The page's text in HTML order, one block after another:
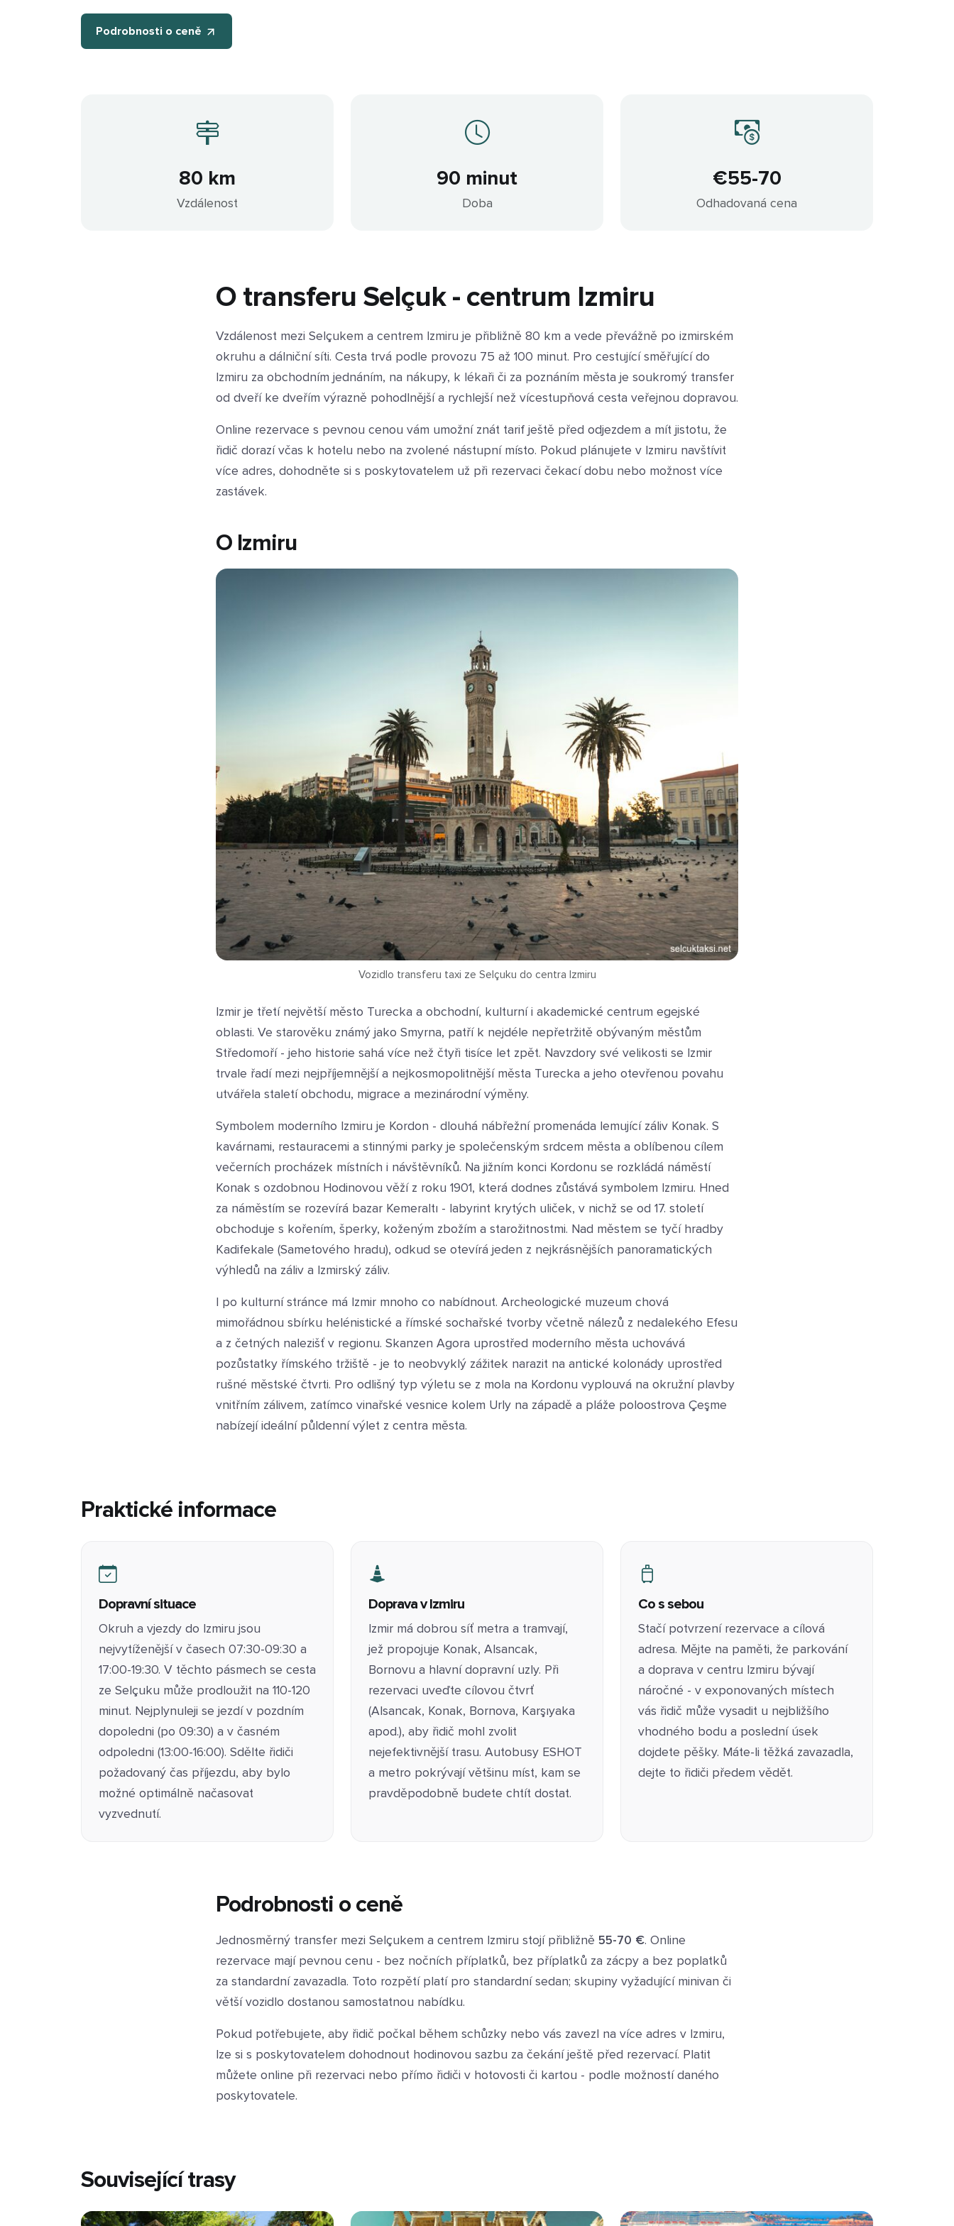
Podrobnosti o ceně
80 km
Vzdálenost
90 minut
Doba
€55-70
Odhadovaná cena
O transferu Selçuk - centrum Izmiru
Vzdálenost mezi Selçukem a centrem Izmiru je přibližně 80 km a vede převážně po izmirském
okruhu a dálniční síti. Cesta trvá podle provozu 75 až 100 minut. Pro cestující směřující do
Izmiru za obchodním jednáním, na nákupy, k lékaři či za poznáním města je soukromý transfer
od dveří ke dveřím výrazně pohodlnější a rychlejší než vícestupňová cesta veřejnou dopravou.
Online rezervace s pevnou cenou vám umožní znát tarif ještě před odjezdem a mít jistotu, že
řidič dorazí včas k hotelu nebo na zvolené nástupní místo. Pokud plánujete v Izmiru navštívit
více adres, dohodněte si s poskytovatelem už při rezervaci čekací dobu nebo možnost více
zastávek.
O Izmiru
Vozidlo transferu taxi ze Selçuku do centra Izmiru
Izmir je třetí největší město Turecka a obchodní, kulturní i akademické centrum egejské
oblasti. Ve starověku známý jako Smyrna, patří k nejdéle nepřetržitě obývaným městům
Středomoří - jeho historie sahá více než čtyři tisíce let zpět. Navzdory své velikosti se Izmir
trvale řadí mezi nejpříjemnější a nejkosmopolitnější města Turecka a jeho otevřenou povahu
utvářela staletí obchodu, migrace a mezinárodní výměny.
Symbolem moderního Izmiru je Kordon - dlouhá nábřežní promenáda lemující záliv Konak. S
kavárnami, restauracemi a stinnými parky je společenským srdcem města a oblíbenou cílem
večerních procházek místních i návštěvníků. Na jižním konci Kordonu se rozkládá náměstí
Konak s ozdobnou Hodinovou věží z roku 1901, která dodnes zůstává symbolem Izmiru. Hned
za náměstím se rozevírá bazar Kemeraltı - labyrint krytých uliček, v nichž se od 17. století
obchoduje s kořením, šperky, koženým zbožím a starožitnostmi. Nad městem se tyčí hradby
Kadifekale (Sametového hradu), odkud se otevírá jeden z nejkrásnějších panoramatických
výhledů na záliv a Izmirský záliv.
I po kulturní stránce má Izmir mnoho co nabídnout. Archeologické muzeum chová
mimořádnou sbírku helénistické a římské sochařské tvorby včetně nálezů z nedalekého Efesu
a z četných nalezišť v regionu. Skanzen Agora uprostřed moderního města uchovává
pozůstatky římského tržiště - je to neobvyklý zážitek narazit na antické kolonády uprostřed
rušné městské čtvrti. Pro odlišný typ výletu se z mola na Kordonu vyplouvá na okružní plavby
vnitřním zálivem, zatímco vinařské vesnice kolem Urly na západě a pláže poloostrova Çeşme
nabízejí ideální půldenní výlet z centra města.
Praktické informace
Dopravní situace
Okruh a vjezdy do Izmiru jsou
nejvytíženější v časech 07:30-09:30 a
17:00-19:30. V těchto pásmech se cesta
ze Selçuku může prodloužit na 110-120
minut. Nejplynuleji se jezdí v pozdním
dopoledni (po 09:30) a v časném
odpoledni (13:00-16:00). Sdělte řidiči
požadovaný čas příjezdu, aby bylo
možné optimálně načasovat
vyzvednutí.
Doprava v Izmiru
Izmir má dobrou síť metra a tramvají,
jež propojuje Konak, Alsancak,
Bornovu a hlavní dopravní uzly. Při
rezervaci uveďte cílovou čtvrť
(Alsancak, Konak, Bornova, Karşıyaka
apod.), aby řidič mohl zvolit
nejefektivnější trasu. Autobusy ESHOT
a metro pokrývají většinu míst, kam se
pravděpodobně budete chtít dostat.
Co s sebou
Stačí potvrzení rezervace a cílová
adresa. Mějte na paměti, že parkování
a doprava v centru Izmiru bývají
náročné - v exponovaných místech
vás řidič může vysadit u nejbližšího
vhodného bodu a poslední úsek
dojdete pěšky. Máte-li těžká zavazadla,
dejte to řidiči předem vědět.
Podrobnosti o ceně
Jednosměrný transfer mezi Selçukem a centrem Izmiru stojí přibližně 55-70 €. Online
rezervace mají pevnou cenu - bez nočních příplatků, bez příplatků za zácpy a bez poplatků
za standardní zavazadla. Toto rozpětí platí pro standardní sedan; skupiny vyžadující minivan či
větší vozidlo dostanou samostatnou nabídku.
Pokud potřebujete, aby řidič počkal během schůzky nebo vás zavezl na více adres v Izmiru,
lze si s poskytovatelem dohodnout hodinovou sazbu za čekání ještě před rezervací. Platit
můžete online při rezervaci nebo přímo řidiči v hotovosti či kartou - podle možností daného
poskytovatele.
Související trasy